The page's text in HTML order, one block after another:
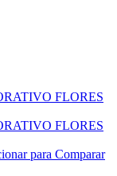
para Comparar